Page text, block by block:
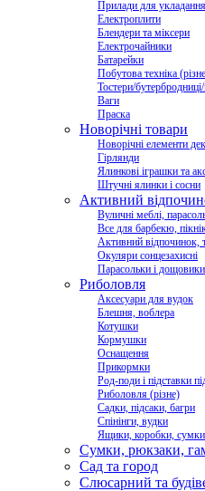
Прилади для
Електроплити
Блендери та міксери
Електрочайники
Батарейки
Побутова техніка
Тостери/
Ваги
Праска
Новорічні товари
Новорічні елементи
Гірлянди
Ялинкові іграшки та
Штучні ялинки і сосни
Активний
Вуличні меблі,
Все для барбекю,
Активний відпочинок,
Окуляри сонцезахисні
Парасольки і дощовики
Риболовля
Аксесуари для вудок
Блешня, воблера
Котушки
Кормушки
Оснащення
Прикормки
Род-поди і підставки
Риболовля (різне)
Садки, підсаки, багри
Спінінги, вудки
Ящики, коробки, сумки
Сумки, рюкзаки,
Сад та город
Слюсарний та